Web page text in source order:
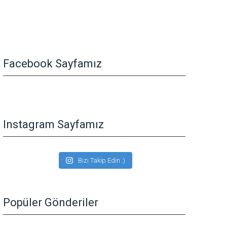
Facebook Sayfamız
Instagram Sayfamız
Bizi Takip Edin :)
Popüler Gönderiler